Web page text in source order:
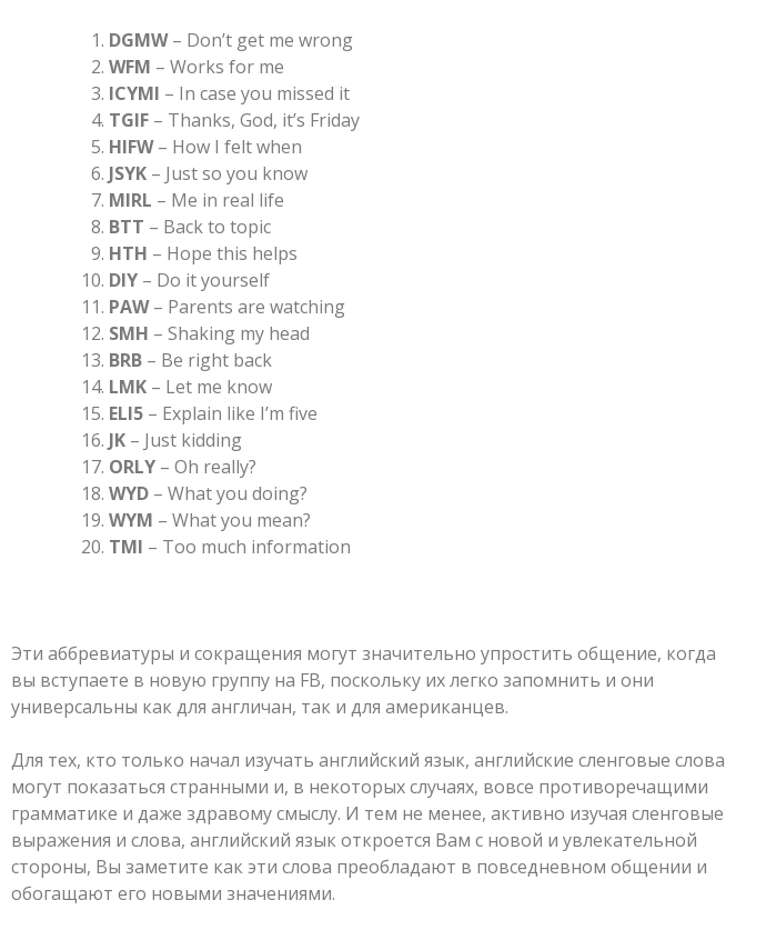
DGMW– Don’t get me wrong
WFM – Works for me
ICYMI – In case you missed it
TGIF – Thanks, God, it’s Friday
HIFW– How I felt when
JSYK – Just so you know
MIRL – Me in real life
BTT – Back to topic
HTH – Hope this helps
DIY – Do it yourself
PAW– Parents are watching
SMH – Shaking my head
BRB – Be right back
LMK – Let me know
ELI5 – Explain like I’m five
JK – Just kidding
ORLY – Oh really?
WYD – What you doing?
WYM – What you mean?
TMI – Too much information
Эти аббревиатуры и сокращения могут значительно упростить общение, когда
вы вступаете в новую группу на FB, поскольку их легко запомнить и они
универсальны как для англичан, так и для американцев.
Для тех, кто только начал изучать английский язык, английские сленговые слова
могут показаться странными и, в некоторых случаях, вовсе противоречащими
грамматике и даже здравому смыслу. И тем не менее, активно изучая сленговые
выражения и слова, английский язык откроется Вам с новой и увлекательной
стороны, Вы заметите как эти слова преобладают в повседневном общении и
обогащают его новыми значениями.